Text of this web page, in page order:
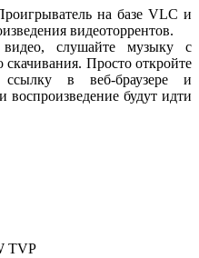
на базе VLC и
видеоторрентов.
слушайте музыку с
скачивания. Просто откройте
в веб-браузере и
воспроизведение будут идти
TVP